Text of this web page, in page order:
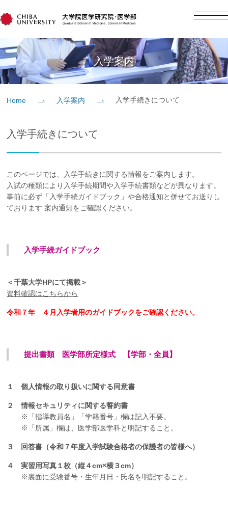
日本語
Home
研究
入学案内
社会貢献
お問い合わせ交通アクセス
入学案内
Home 入学案内 入学手続きについて
入学手続きについて
このページでは、入学手続きに関する情報をご案内します。
入試の種類により入学手続期間や入学手続書類などが異なります。
事前に必ず「入学手続ガイドブック」や合格通知と併せてお送りし
ております 案内通知をご確認ください。
入学手続ガイドブック
＜千葉大学HPにて掲載＞
資料確認はこちらから
令和７年 ４月入学者用のガイドブックをご確認ください。
提出書類 医学部所定様式 【学部・全員】
１ 個人情報の取り扱いに関する同意書
２ 情報セキュリティに関する誓約書
※「指導教員名」「学籍番号」欄は記入不要。
※「所属」欄は、医学部医学科と明記すること。
３ 回答書（令和７年度入学試験合格者の保護者の皆様へ）
４ 実習用写真１枚（縦４cm×横３cm）
※裏面に受験番号・生年月日・氏名を明記すること。